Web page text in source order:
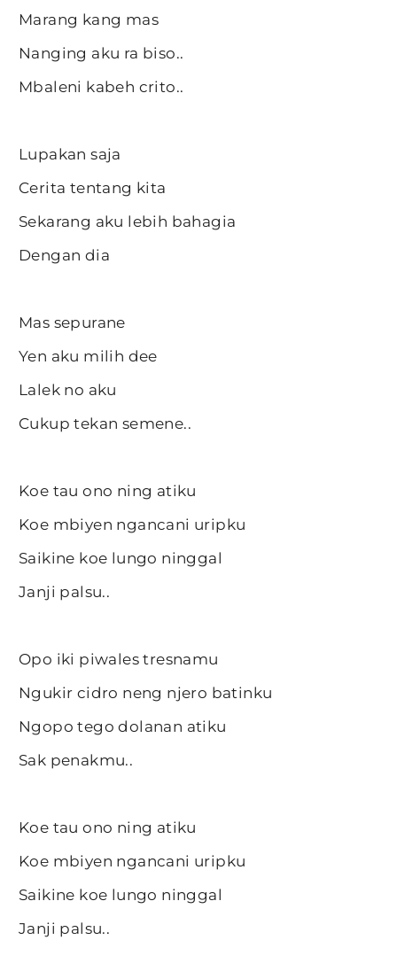
Marang kang mas
Nanging aku ra biso..
Mbaleni kabeh crito..
Lupakan saja
Cerita tentang kita
Sekarang aku lebih bahagia
Dengan dia
Mas sepurane
Yen aku milih dee
Lalek no aku
Cukup tekan semene..
Koe tau ono ning atiku
Koe mbiyen ngancani uripku
Saikine koe lungo ninggal
Janji palsu..
Opo iki piwales tresnamu
Ngukir cidro neng njero batinku
Ngopo tego dolanan atiku
Sak penakmu..
Koe tau ono ning atiku
Koe mbiyen ngancani uripku
Saikine koe lungo ninggal
Janji palsu..